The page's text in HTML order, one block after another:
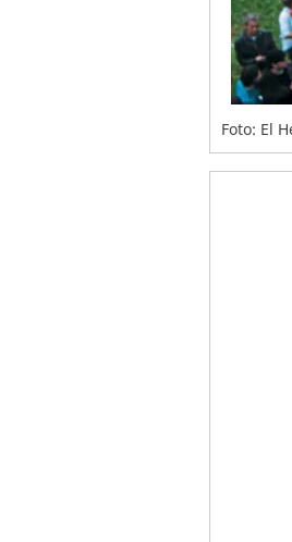
Foto: El